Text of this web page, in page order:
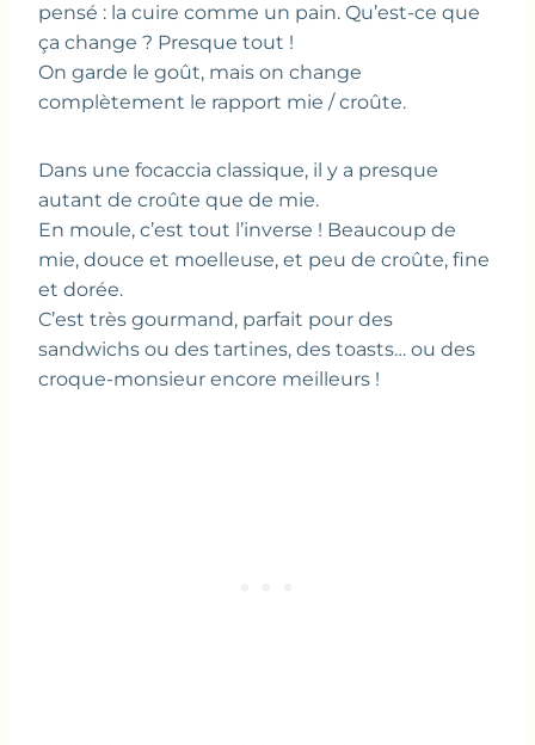
pensé : la cuire comme un pain. Qu’est-ce que
ça change ? Presque tout !
On garde le goût, mais on change
complètement le rapport mie / croûte.
Dans une focaccia classique, il y a presque
autant de croûte que de mie.
En moule, c’est tout l’inverse ! Beaucoup de
mie, douce et moelleuse, et peu de croûte, fine
et dorée.
C’est très gourmand, parfait pour des
sandwichs ou des tartines, des toasts… ou des
croque-monsieur encore meilleurs !